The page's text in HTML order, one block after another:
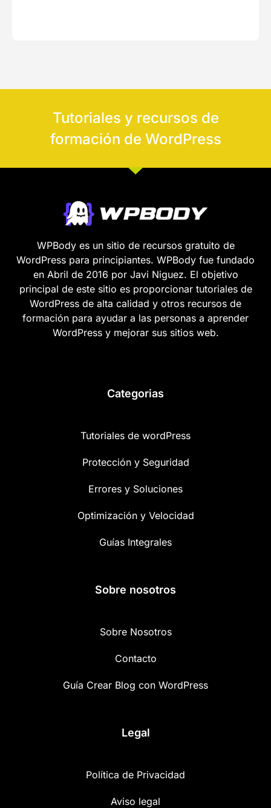
Tutoriales y recursos de
formación de WordPress
WPBody es un sitio de recursos gratuito de
WordPress para principiantes. WPBody fue fundado
en Abril de 2016 por Javi Niguez. El objetivo
principal de este sitio es proporcionar tutoriales de
WordPress de alta calidad y otros recursos de
formación para ayudar a las personas a aprender
WordPress y mejorar sus sitios web.
Categorias
Tutoriales de wordPress
Protección y Seguridad
Errores y Soluciones
Optimización y Velocidad
Guías Integrales
Sobre nosotros
Sobre Nosotros
Contacto
Guía Crear Blog con WordPress
Legal
Política de Privacidad
Aviso legal